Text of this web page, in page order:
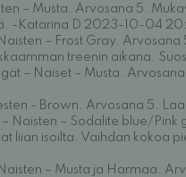
– Musta. Arvosana 5.
-Katarina D 2023-10-04
– Frost Gray.
treenin aikana.
– Naiset – Musta.
- Brown. Arvosana 5.
Naisten – Sodalite blue/
liian isoilta. Vaihdan
– Musta ja Harmaa.